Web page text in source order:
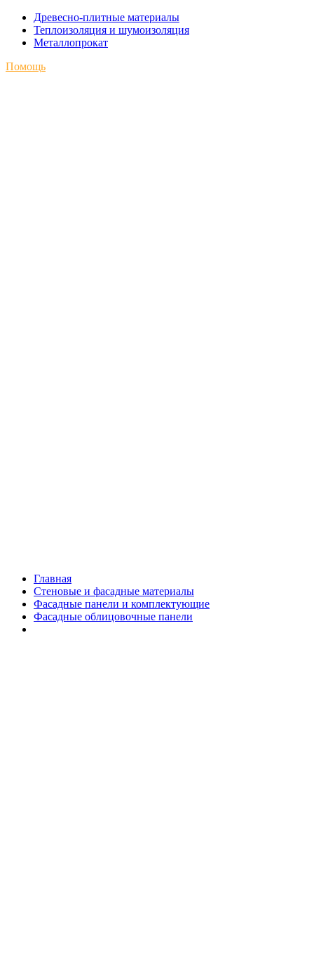
Древесно-плитные материалы
Теплоизоляция и шумоизоляция
Металлопрокат
Помощь
Главная
Стеновые и фасадные материалы
Фасадные панели и комплектующие
Фасадные облицовочные панели